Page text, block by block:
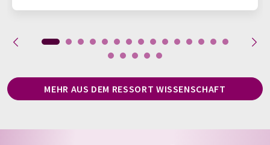
MEHR AUS DEM RESSORT WISSENSCHAFT